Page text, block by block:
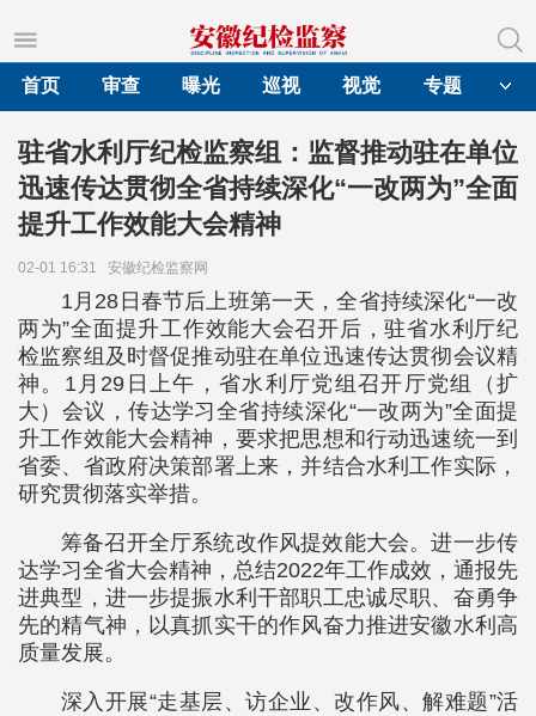
首页
审查 曝光 巡视 视觉 专题
驻省水利厅纪检监察组：监督推动驻在单位
迅速传达贯彻全省持续深化“一改两为”全面
提升工作效能大会精神
02-01 16:31 安徽纪检监察网
1月28日春节后上班第一天，全省持续深化“一改
两为”全面提升工作效能大会召开后，驻省水利厅纪
检监察组及时督促推动驻在单位迅速传达贯彻会议精
神。1月29日上午，省水利厅党组召开厅党组（扩
大）会议，传达学习全省持续深化“一改两为”全面提
升工作效能大会精神，要求把思想和行动迅速统一到
省委、省政府决策部署上来，并结合水利工作实际，
研究贯彻落实举措。
筹备召开全厅系统改作风提效能大会。进一步传
达学习全省大会精神，总结2022年工作成效，通报先
进典型，进一步提振水利干部职工忠诚尽职、奋勇争
先的精气神，以真抓实干的作风奋力推进安徽水利高
质量发展。
深入开展“走基层、访企业、改作风、解难题”活